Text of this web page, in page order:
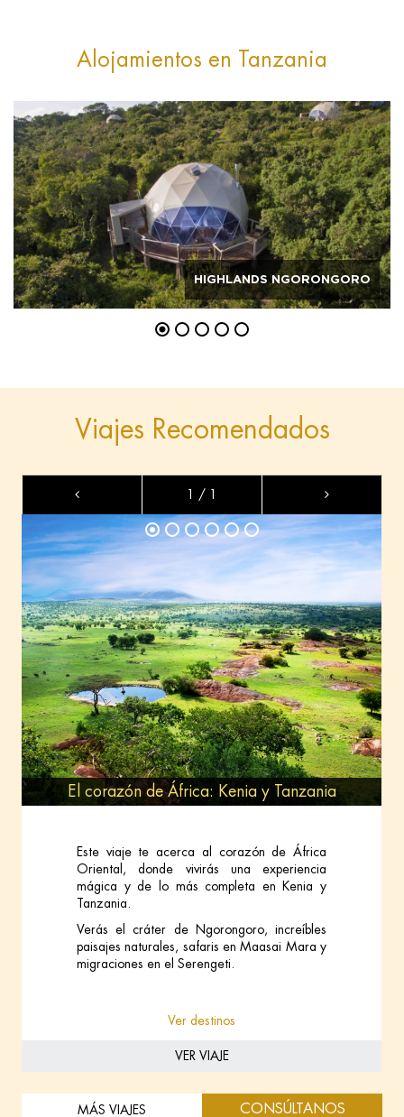
Alojamientos en Tanzania
HIGHLANDS NGORONGORO
Viajes Recomendados
1 / 1
Este viaje te acerca al corazón de África
Oriental, donde vivirás una experiencia
mágica y de lo más completa en Kenia y
Tanzania.
Verás el cráter de Ngorongoro, increíbles
paisajes naturales, safaris en Maasai Mara y
migraciones en el Serengeti.
Ver destinos
VER VIAJE
El corazón de África: Kenia y Tanzania
MÁS VIAJES CONSÚLTANOS